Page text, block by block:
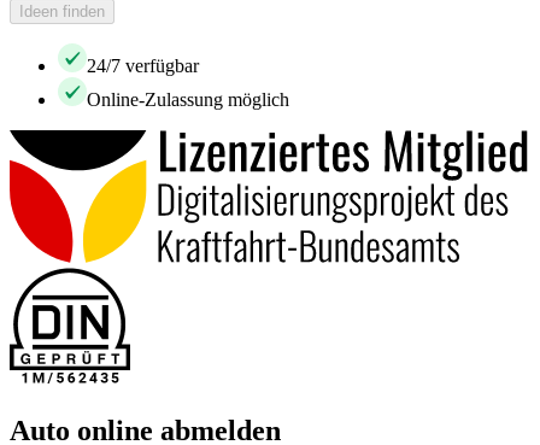
Ideen finden
24/7 verfügbar
Online-Zulassung möglich
Auto online abmelden